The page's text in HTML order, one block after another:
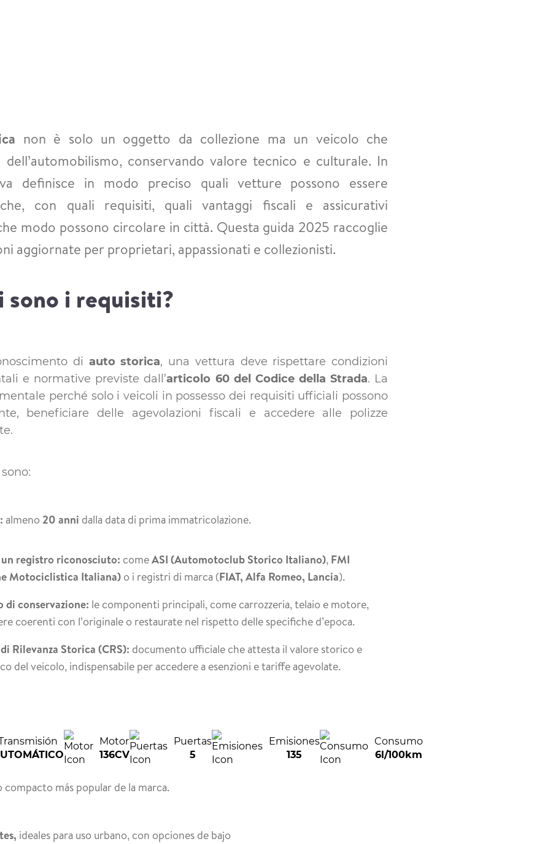
non è solo un oggetto da collezione ma un veicolo che
conservando valore tecnico e culturale. In
definisce in modo preciso quali vetture possono essere
con quali requisiti, quali vantaggi fiscali e assicurativi
modo possono circolare in città. Questa guida 2025 raccoglie
aggiornate per proprietari, appassionati e collezionisti.
sono i requisiti?
di auto storica, una vettura deve rispettare condizioni
e normative previste dall’articolo 60 del Codice della Strada. La
perché solo i veicoli in possesso dei requisiti ufficiali possono
beneficiare delle agevolazioni fiscali e accedere alle polizze
almeno 20 anni dalla data di prima immatricolazione.
un registro riconosciuto: comeASI (Automotoclub Storico Italiano), FMI
Motociclistica Italiana)o i registri di marca (FIAT, Alfa Romeo, Lancia).
di conservazione: le componenti principali, come carrozzeria, telaio e motore,
coerenti con l’originale o restaurate nel rispetto delle specifiche d’epoca.
Rilevanza Storica (CRS): documento ufficiale che attesta il valore storico e
del veicolo, indispensabile per accedere a esenzioni e tariffe agevolate.
Motor
136CV
Puertas
5
Emisiones
135
Consumo
6l/100km
compacto más popular de la marca.
ideales para uso urbano, con opciones de bajo